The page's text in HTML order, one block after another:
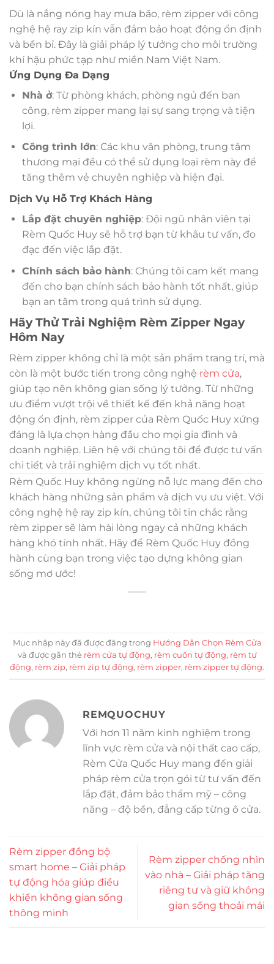
Dù là nắng nóng hay mưa bão, rèm zipper với công
nghệ hệ ray zip kín vẫn đảm bảo hoạt động ổn định
và bền bỉ. Đây là giải pháp lý tưởng cho môi trường
khí hậu phức tạp như miền Nam Việt Nam.
Ứng Dụng Đa Dạng
Nhà ở: Từ phòng khách, phòng ngủ đến ban
công, rèm zipper mang lại sự sang trọng và tiện
lợi.
Công trình lớn: Các khu văn phòng, trung tâm
thương mại đều có thể sử dụng loại rèm này để
tăng thêm vẻ chuyên nghiệp và hiện đại.
Dịch Vụ Hỗ Trợ Khách Hàng
Lắp đặt chuyên nghiệp: Đội ngũ nhân viên tại
Rèm Quốc Huy sẽ hỗ trợ bạn từ khâu tư vấn, đo
đạc đến việc lắp đặt.
Chính sách bảo hành: Chúng tôi cam kết mang
đến cho bạn chính sách bảo hành tốt nhất, giúp
bạn an tâm trong quá trình sử dụng.
Hãy Thử Trải Nghiệm Rèm Zipper Ngay
Hôm Nay
Rèm zipper không chỉ là một sản phẩm trang trí, mà
còn là một bước tiến trong công nghệ rèm cửa,
giúp tạo nên không gian sống lý tưởng. Từ những
ưu điểm vượt trội về thiết kế đến khả năng hoạt
động ổn định, rèm zipper của Rèm Quốc Huy xứng
đáng là lựa chọn hàng đầu cho mọi gia đình và
doanh nghiệp. Liên hệ với chúng tôi để được tư vấn
chi tiết và trải nghiệm dịch vụ tốt nhất.
Rèm Quốc Huy không ngừng nỗ lực mang đến cho
khách hàng những sản phẩm và dịch vụ ưu việt. Với
công nghệ hệ ray zip kín, chúng tôi tin chắc rằng
rèm zipper sẽ làm hài lòng ngay cả những khách
hàng khó tính nhất. Hãy để Rèm Quốc Huy đồng
hành cùng bạn trong việc tạo dựng không gian
sống mơ ước!
Mục nhập này đã được đăng trong Hướng Dẫn Chọn Rèm Cửa
và được gắn thẻ rèm cửa tự động, rèm cuốn tự động, rèm tự
động, rèm zip, rèm zip tự động, rèm zipper, rèm zipper tự động.
REMQUOCHUY
Với hơn 11 năm kinh nghiệm trong
lĩnh vực rèm cửa và nội thất cao cấp,
Rèm Cửa Quốc Huy mang đến giải
pháp rèm cửa trọn gói từ tư vấn đến
lắp đặt, đảm bảo thẩm mỹ – công
năng – độ bền, đẳng cấp từng ô cửa.
Rèm zipper đồng bộ
smart home – Giải pháp
tự động hóa giúp điều
khiển không gian sống
thông minh
Rèm zipper chống nhìn
vào nhà – Giải pháp tăng
riêng tư và giữ không
gian sống thoải mái